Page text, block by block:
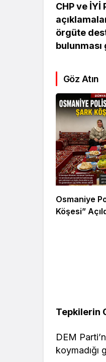
CHP ve
örgüte
bulunması
Göz Atın
Osmaniye
Köşesi”
Tepkilerin
DEM
Türk Müziğinin
Unutulmaz İsmi
Okan Vefat Yıl
Dönümünde